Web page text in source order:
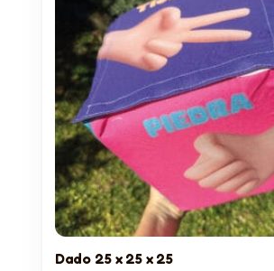
Dado 25 x 25 x 25